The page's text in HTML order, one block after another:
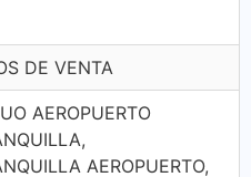
DE VENTA
AEROPUERTO
AEROPUERTO,